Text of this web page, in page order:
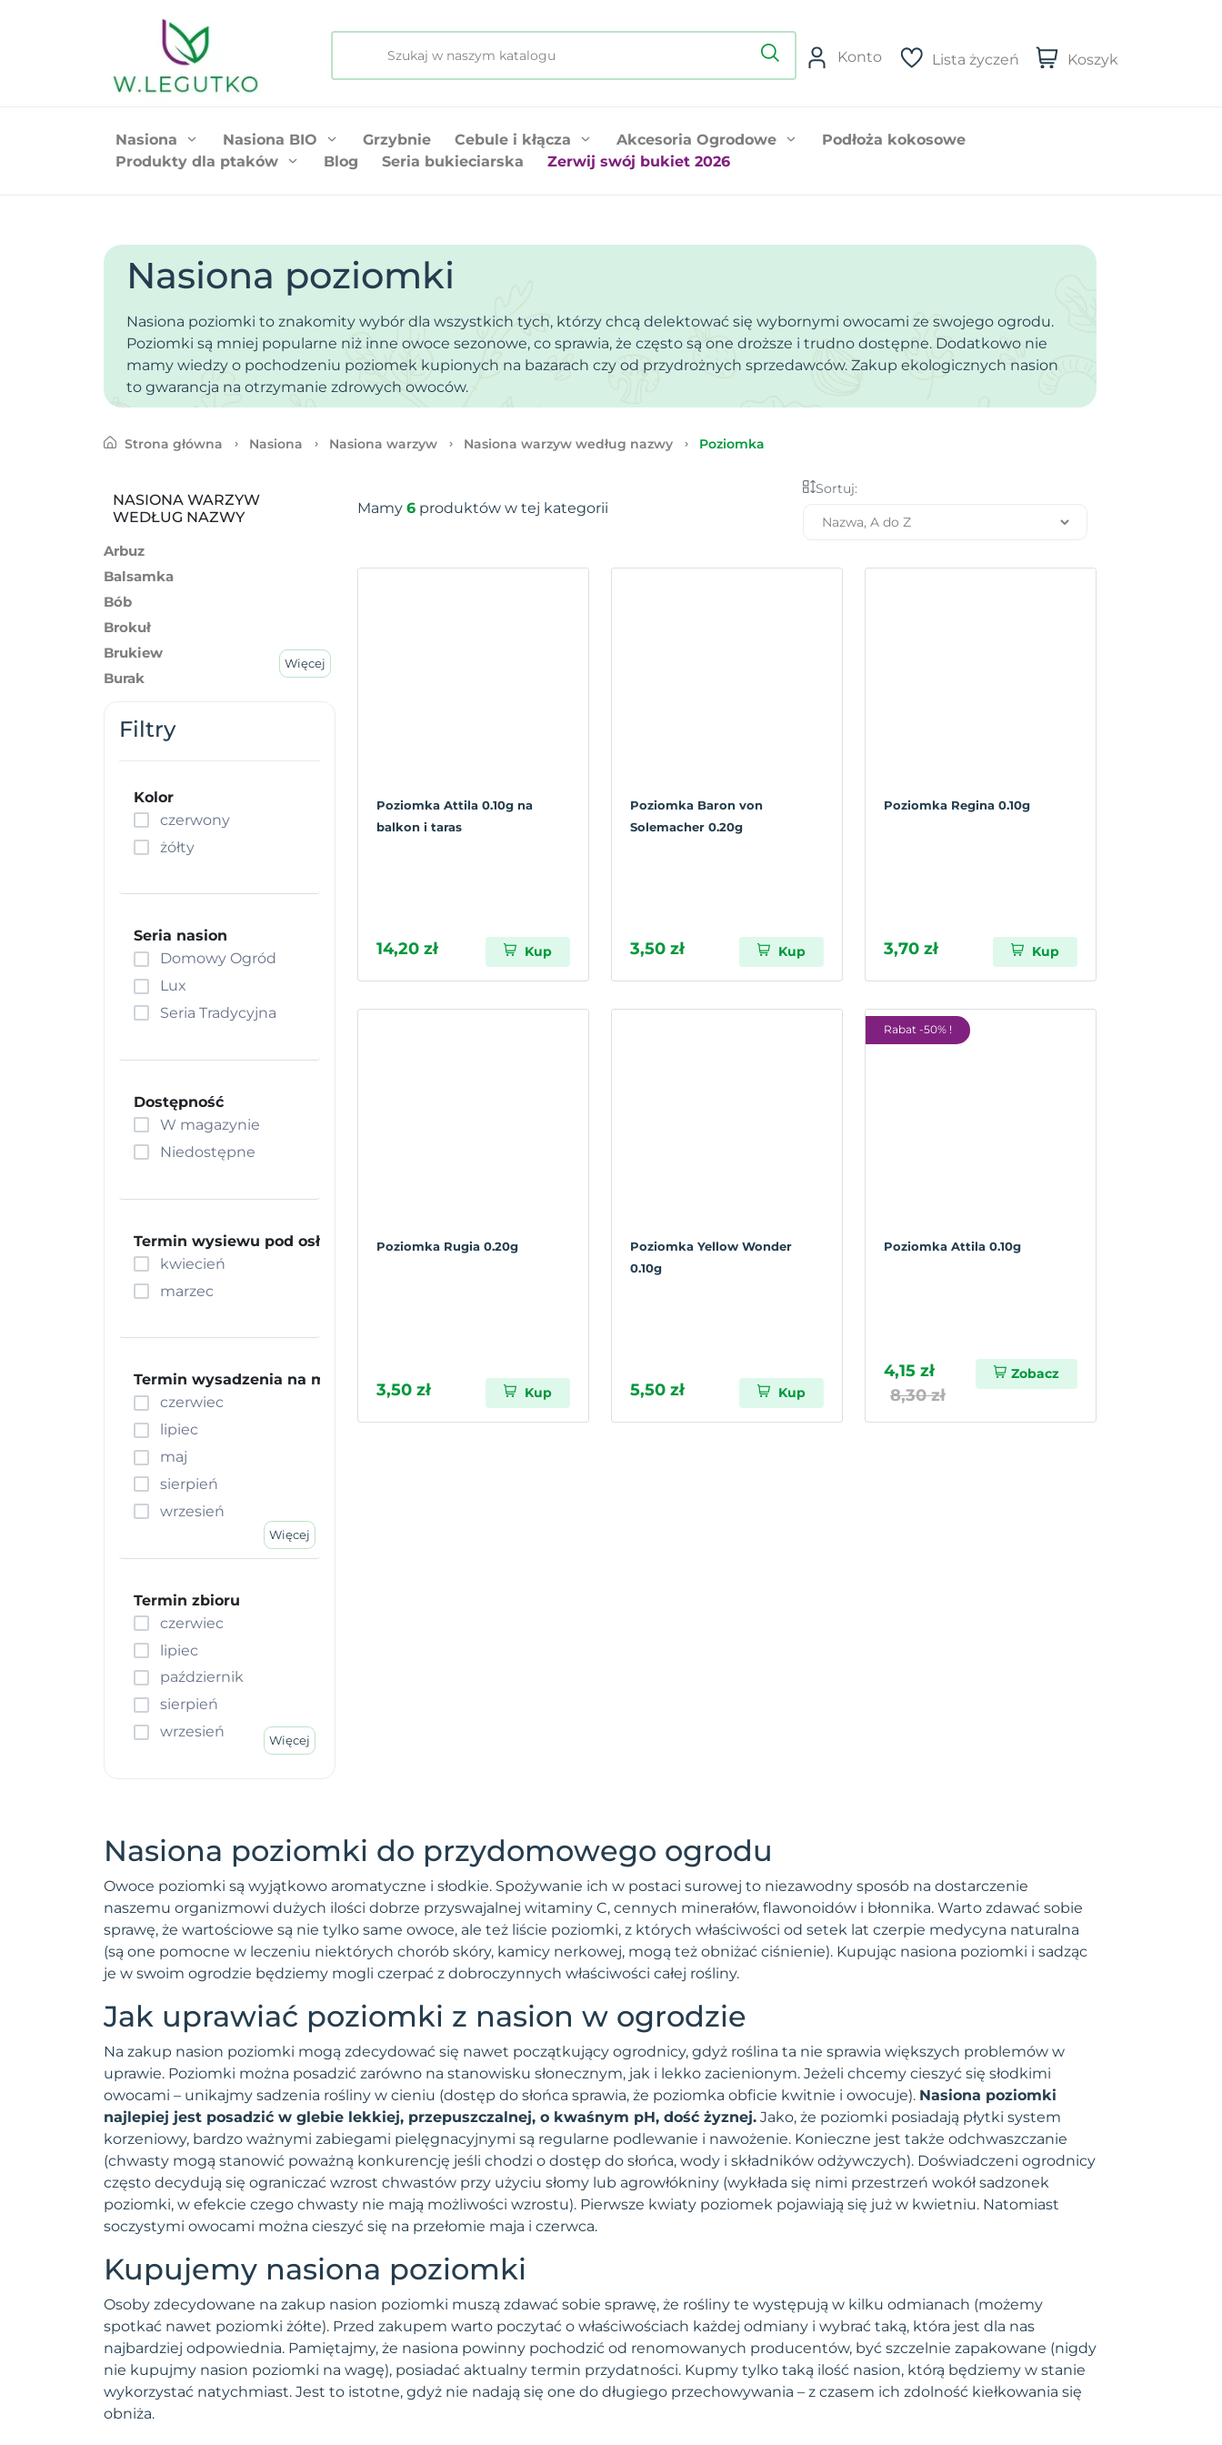
Konto Lista życzeń Koszyk
Nasiona Nasiona BIO Grzybnie Cebule i kłącza Akcesoria Ogrodowe
Podłoża kokosowe
Produkty dla ptaków
Blog Seria bukieciarska Zerwij swój bukiet 2026
Nasiona poziomki
Nasiona poziomki to znakomity wybór dla wszystkich tych, którzy chcą delektować się wybornymi owocami ze swojego ogrodu.
Poziomki są mniej popularne niż inne owoce sezonowe, co sprawia, że często są one droższe i trudno dostępne. Dodatkowo nie
mamy wiedzy o pochodzeniu poziomek kupionych na bazarach czy od przydrożnych sprzedawców. Zakup ekologicznych nasion
to gwarancja na otrzymanie zdrowych owoców.
Strona główna Nasiona Nasiona warzyw Nasiona warzyw według nazwy Poziomka
NASIONA WARZYW
WEDŁUG NAZWY
Arbuz
Balsamka
Bób
Brokuł
Brukiew
Burak
Cukinia
Fasola
Fasolnik
Groch
Kalafior
Kalarepa
Kapusta
Karczoch
Kiwano
Koper włoski, Fenkuł
Kukurydza
Marchew
Ogórek
Okra
Owies wielkanocny
Pasternak
Pietruszka
Pomidor
Portulaka
Poziomka
Rokietta siewna
Roszponka
Rukola
Rzepa
Rzeżucha
Rzodkiew
Słonecznik
Szparag
Szpinak
Truskawka
Ziemniak
Więcej
Filtry
Kolor
czerwony
żółty
Seria nasion
Domowy Ogród
Lux
Seria Tradycyjna
Dostępność
W magazynie
Niedostępne
Termin wysiewu pod osłony
kwiecień
marzec
Termin wysadzenia na miejsce stałe
czerwiec
lipiec
maj
sierpień
wrzesień
Więcej
Termin zbioru
czerwiec
lipiec
październik
sierpień
wrzesień
Więcej
Mamy 6 produktów w tej kategorii
Sortuj:
Poziomka Attila 0.10g na
balkon i taras
14,20 zł Kup
Poziomka Baron von
Solemacher 0.20g
3,50 zł Kup
Poziomka Regina 0.10g
3,70 zł Kup
Poziomka Rugia 0.20g
3,50 zł Kup
Poziomka Yellow Wonder
0.10g
5,50 zł Kup
Rabat -50% !
Poziomka Attila 0.10g
4,15 zł
8,30 zł
Zobacz
Nasiona poziomki do przydomowego ogrodu
Owoce poziomki są wyjątkowo aromatyczne i słodkie. Spożywanie ich w postaci surowej to niezawodny sposób na dostarczenie
naszemu organizmowi dużych ilości dobrze przyswajalnej witaminy C, cennych minerałów, flawonoidów i błonnika. Warto zdawać sobie
sprawę, że wartościowe są nie tylko same owoce, ale też liście poziomki, z których właściwości od setek lat czerpie medycyna naturalna
(są one pomocne w leczeniu niektórych chorób skóry, kamicy nerkowej, mogą też obniżać ciśnienie). Kupując nasiona poziomki i sadząc
je w swoim ogrodzie będziemy mogli czerpać z dobroczynnych właściwości całej rośliny.
Jak uprawiać poziomki z nasion w ogrodzie
Na zakup nasion poziomki mogą zdecydować się nawet początkujący ogrodnicy, gdyż roślina ta nie sprawia większych problemów w
uprawie. Poziomki można posadzić zarówno na stanowisku słonecznym, jak i lekko zacienionym. Jeżeli chcemy cieszyć się słodkimi
owocami – unikajmy sadzenia rośliny w cieniu (dostęp do słońca sprawia, że poziomka obficie kwitnie i owocuje). Nasiona poziomki
najlepiej jest posadzić w glebie lekkiej, przepuszczalnej, o kwaśnym pH, dość żyznej. Jako, że poziomki posiadają płytki system
korzeniowy, bardzo ważnymi zabiegami pielęgnacyjnymi są regularne podlewanie i nawożenie. Konieczne jest także odchwaszczanie
(chwasty mogą stanowić poważną konkurencję jeśli chodzi o dostęp do słońca, wody i składników odżywczych). Doświadczeni ogrodnicy
często decydują się ograniczać wzrost chwastów przy użyciu słomy lub agrowłókniny (wykłada się nimi przestrzeń wokół sadzonek
poziomki, w efekcie czego chwasty nie mają możliwości wzrostu). Pierwsze kwiaty poziomek pojawiają się już w kwietniu. Natomiast
soczystymi owocami można cieszyć się na przełomie maja i czerwca.
Kupujemy nasiona poziomki
Osoby zdecydowane na zakup nasion poziomki muszą zdawać sobie sprawę, że rośliny te występują w kilku odmianach (możemy
spotkać nawet poziomki żółte). Przed zakupem warto poczytać o właściwościach każdej odmiany i wybrać taką, która jest dla nas
najbardziej odpowiednia. Pamiętajmy, że nasiona powinny pochodzić od renomowanych producentów, być szczelnie zapakowane (nigdy
nie kupujmy nasion poziomki na wagę), posiadać aktualny termin przydatności. Kupmy tylko taką ilość nasion, którą będziemy w stanie
wykorzystać natychmiast. Jest to istotne, gdyż nie nadają się one do długiego przechowywania – z czasem ich zdolność kiełkowania się
obniża.